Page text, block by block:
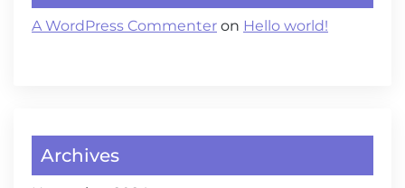
A WordPress Commenter on Hello world!
Archives